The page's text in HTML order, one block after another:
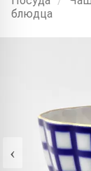
блюдца
‹